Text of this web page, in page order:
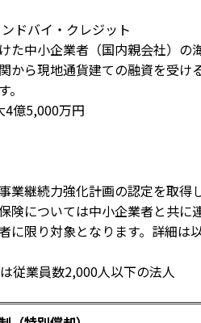
ドバイ・クレジット
た中小企業者（国内親会社）の
から現地通貨建ての融資を受け
4億5,000万円
業継続力強化計画の認定を取得
険については中小企業者と共に
限り対象となります。詳細は
従業員数2,000人以下の法人